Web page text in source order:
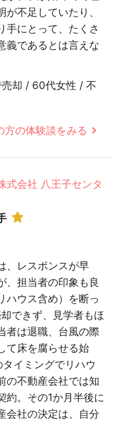
不足していたり、
手にとって、たくさ
義であるとは言えな
売却 / 60代女性 / 不
方の体験談をみる
式会社 八王子センタ
、レスポンスが早
、担当者の印象も良
ハウス含め）を断っ
できず、見学者もほ
者は退職、台風の際
て床を腐らせる始
イミングでリハウ
の不動産会社では知
約。その1か月半後に
会社の決定は、自分